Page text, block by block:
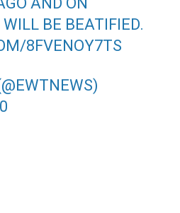
BE BEATIFIED.
8FVENOY7TS